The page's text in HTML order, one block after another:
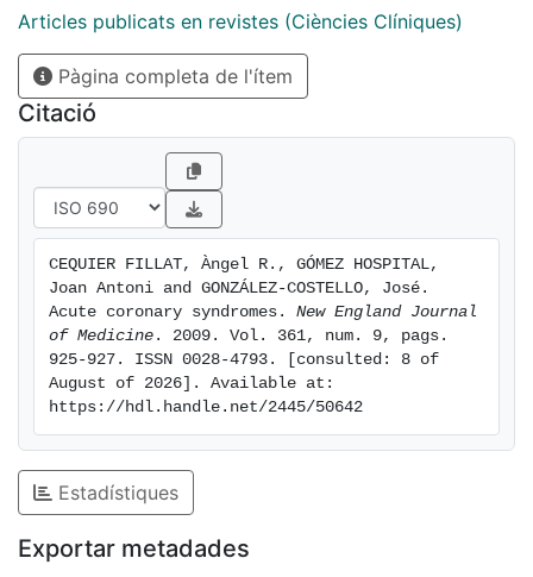
Articles publicats en revistes (Ciències Clíniques)
Pàgina completa de l'ítem
Citació
CEQUIER FILLAT, Àngel R., GÓMEZ HOSPITAL,
Joan Antoni and GONZÁLEZ-COSTELLO, José.
Acute coronary syndromes. New England Journal
of Medicine . 2009. Vol. 361, num. 9, pags.
925-927. ISSN 0028-4793. [consulted: 8 of
August of 2026]. Available at:
https://hdl.handle.net/2445/50642
Estadístiques
Exportar metadades